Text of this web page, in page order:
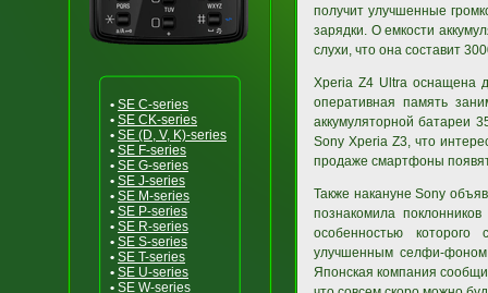
• SE C-series
• SE CK-series
• SE (D, V, K)-series
• SE F-series
• SE G-series
• SE J-series
• SE M-series
• SE P-series
• SE R-series
• SE S-series
• SE T-series
• SE U-series
• SE W-series
получит улучшенные
зарядки. О емкости
слухи, что она составит
Xperia Z4 Ultra оснащена
оперативная память
аккумуляторной батареи
Sony Xperia Z3, что
продаже смартфоны
Также накануне Sony
познакомила
особенностью
улучшенным селфи-
Японская компания